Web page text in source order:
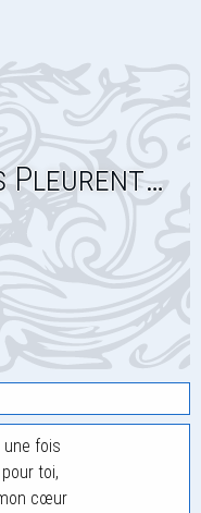
Pleurent…
une fois
toi,
cœur